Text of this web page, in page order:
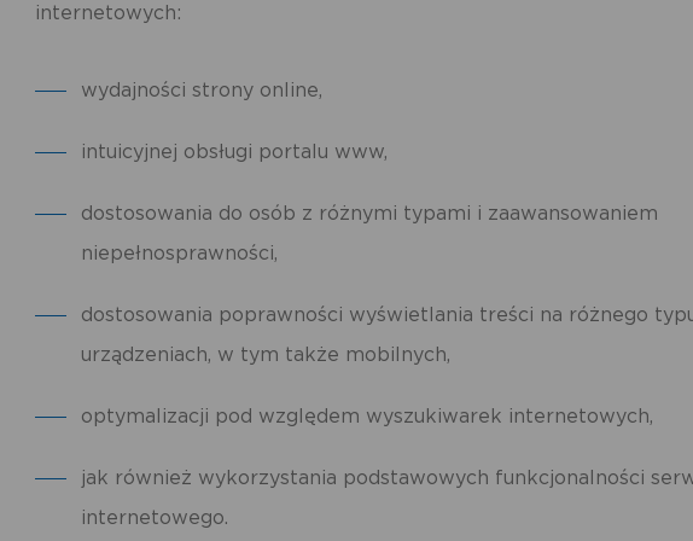
internetowych:
wydajności strony online,
intuicyjnej obsługi portalu www,
dostosowania do osób z różnymi typami i zaawansowaniem
niepełnosprawności,
dostosowania poprawności wyświetlania treści na różnego
urządzeniach, w tym także mobilnych,
optymalizacji pod względem wyszukiwarek internetowych,
jak również wykorzystania podstawowych funkcjonalności
internetowego.